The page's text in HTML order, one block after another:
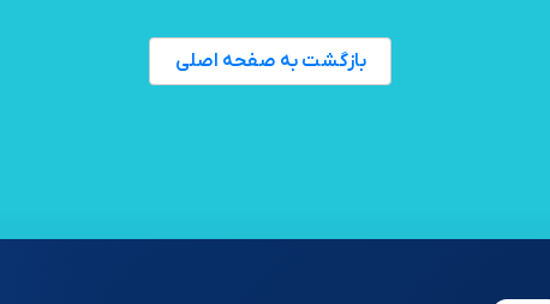
بازگشت به صفحه اصلی